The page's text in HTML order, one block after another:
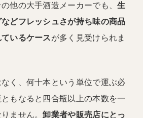
他の大手酒造メーカーでも、生
どフレッシュさが持ち味の商品
いるケースが多く見受けられま
なく、何十本という単位で運ぶ必
もなると四合瓶以上の本数を一
ません。卸業者や販売店にとっ